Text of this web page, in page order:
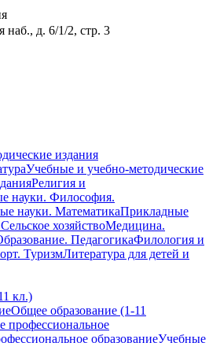
наб., д. 6/1/2, стр. 3
издания
Учебные и учебно-методические
Религия и
науки. Философия.
науки. МатематикаПрикладные
хозяйствоМедицина.
ПедагогикаФилология и
ТуризмЛитература для детей и
кл.)
Общее образование (1-11
профессиональное
образованиеУчебные